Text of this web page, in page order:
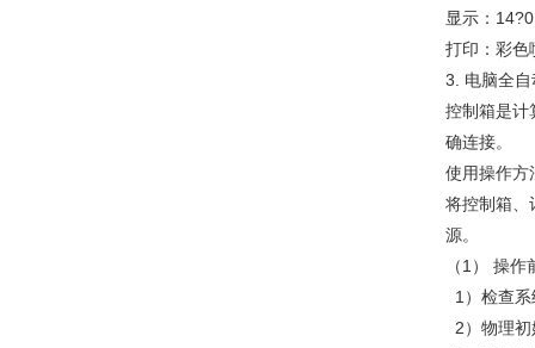
显示：
打印：彩色
3. 电脑全
控制箱是计
确连接。
使用操作方
将控制箱、
源。
（1） 操作
1）检查
2）物理初